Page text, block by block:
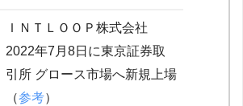
ＩＮＴＬＯＯＰ株式会社
2022年7月8日に東京証券取
引所 グロース市場へ新規上場
（参考）